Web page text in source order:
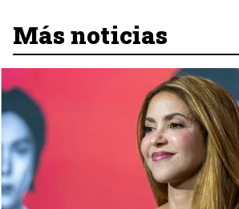
Más noticias